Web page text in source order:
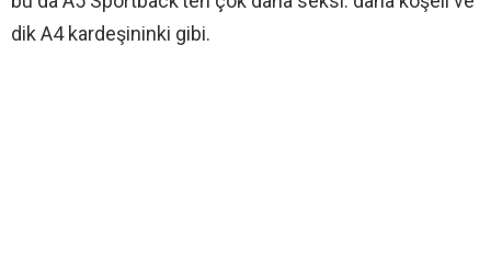
dik A4 kardeşininki gibi.